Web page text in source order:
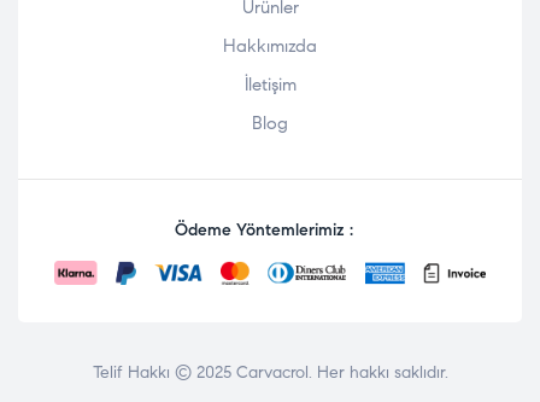
Ürünler
Hakkımızda
İletişim
Blog
Ödeme Yöntemlerimiz :
Telif Hakkı © 2025Carvacrol. Her hakkı saklıdır.